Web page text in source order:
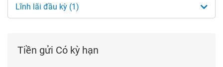
Lĩnh lãi đầu kỳ (1)
Tiền gửi Có kỳ hạn